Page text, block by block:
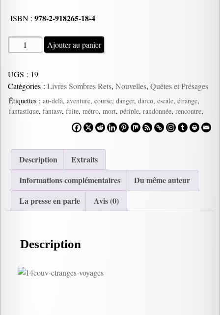
ISBN : 978-2-918265-18-4
quantité
de
Voyages,
anthologie
Ajouter au panier
UGS : 19
Catégories : Livres Sombres Rets, Nouvelles, Quêtes et Présages
Étiquettes : au-delà, aventure, course, danger, darco, escale, étrange,
fantastique, fantasy, fuite, métro, mort, périple, randonnée, rencontre,
virée ,voyage
Description
Extraits
Informations complémentaires
Du même auteur
La presse en parle
Avis (0)
Description